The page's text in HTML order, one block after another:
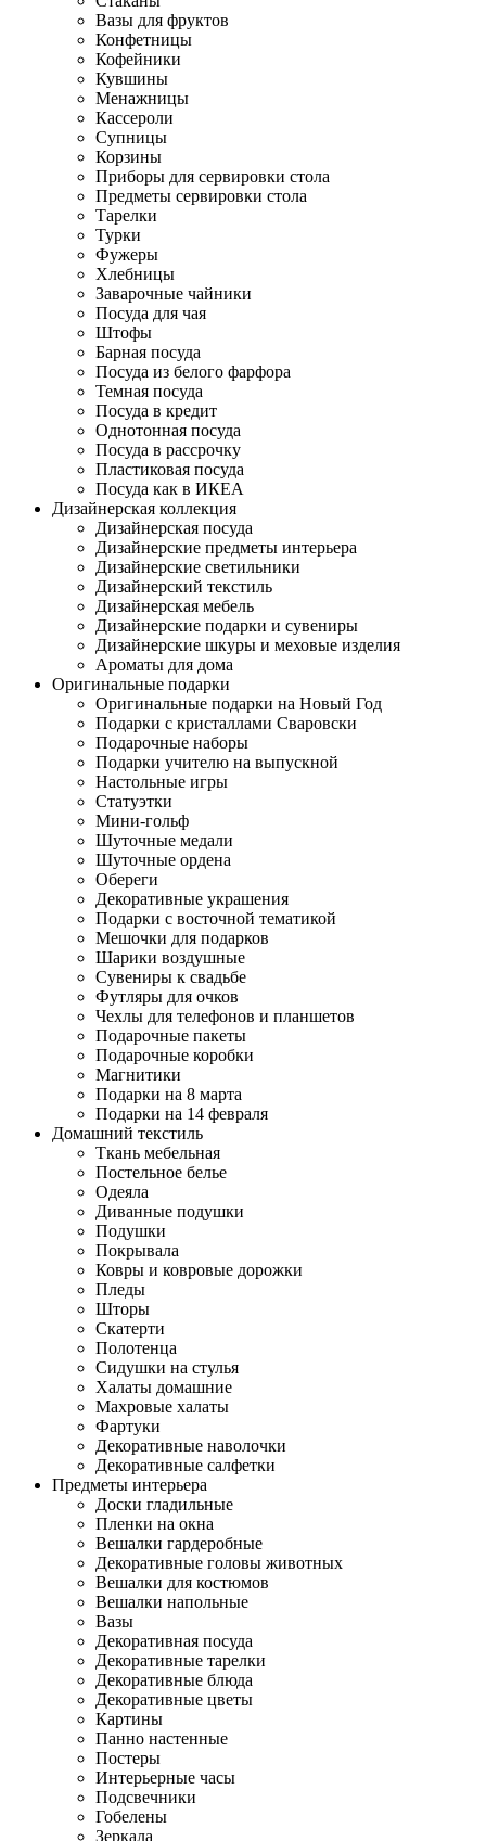
Вазы для фруктов
Конфетницы
Кофейники
Кувшины
Менажницы
Кассероли
Супницы
Корзины
Приборы для сервировки стола
Предметы сервировки стола
Тарелки
Турки
Фужеры
Хлебницы
Заварочные чайники
Посуда для чая
Штофы
Барная посуда
Посуда из белого фарфора
Темная посуда
Посуда в кредит
Однотонная посуда
Посуда в рассрочку
Пластиковая посуда
Посуда как в ИКЕА
Дизайнерская коллекция
Дизайнерская посуда
Дизайнерские предметы интерьера
Дизайнерские светильники
Дизайнерский текстиль
Дизайнерская мебель
Дизайнерские подарки и сувениры
Дизайнерские шкуры и меховые изделия
Ароматы для дома
Оригинальные подарки
Оригинальные подарки на Новый Год
Подарки с кристаллами Сваровски
Подарочные наборы
Подарки учителю на выпускной
Настольные игры
Статуэтки
Мини-гольф
Шуточные медали
Шуточные ордена
Обереги
Декоративные украшения
Подарки с восточной тематикой
Мешочки для подарков
Шарики воздушные
Сувениры к свадьбе
Футляры для очков
Чехлы для телефонов и планшетов
Подарочные пакеты
Подарочные коробки
Магнитики
Подарки на 8 марта
Подарки на 14 февраля
Домашний текстиль
Ткань мебельная
Постельное белье
Одеяла
Диванные подушки
Подушки
Покрывала
Ковры и ковровые дорожки
Пледы
Шторы
Скатерти
Полотенца
Сидушки на стулья
Халаты домашние
Махровые халаты
Фартуки
Декоративные наволочки
Декоративные салфетки
Предметы интерьера
Доски гладильные
Пленки на окна
Вешалки гардеробные
Декоративные головы животных
Вешалки для костюмов
Вешалки напольные
Вазы
Декоративная посуда
Декоративные тарелки
Декоративные блюда
Декоративные цветы
Картины
Панно настенные
Постеры
Интерьерные часы
Подсвечники
Гобелены
Зеркала